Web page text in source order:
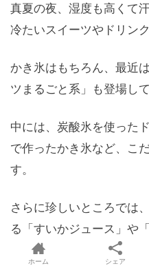
真夏の夜、湿度も高くて
冷たいスイーツやドリン
かき氷はもちろん、最近
ツまるごと系」も登場し
中には、炭酸氷を使った
で作ったかき氷など、こ
す。
さらに珍しいところでは
る「すいかジュース」や
なんてものも。
ホーム シェア